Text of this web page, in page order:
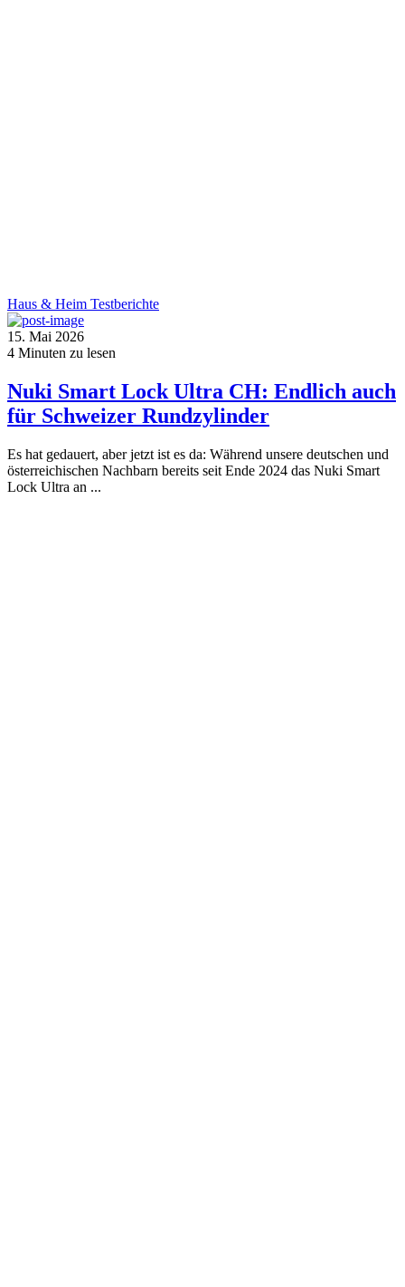
Haus & Heim Testberichte
15. Mai 2026
4 Minuten zu lesen
Nuki Smart Lock Ultra CH: Endlich auch
für Schweizer Rundzylinder
Es hat gedauert, aber jetzt ist es da: Während unsere deutschen und
österreichischen Nachbarn bereits seit Ende 2024 das Nuki Smart
Lock Ultra an ...